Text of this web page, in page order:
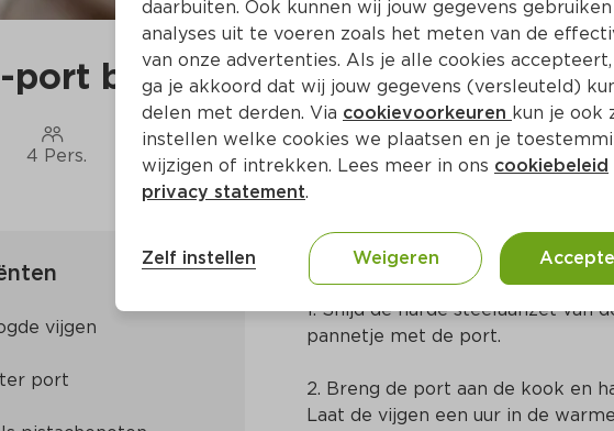
port bonbons
4 Pers. Ca. 15 Min Mediterraans
Bereidingswijze
1. Snijd de harde steelaanzet van
pannetje met de port.
2. Breng de port aan de kook en
Laat de vijgen een uur in de
daarbuiten. Ook kunnen wij jouw gegevens
analyses uit te voeren zoals het meten van de
van onze advertenties. Als je alle cookies accepteert,
ga je akkoord dat wij jouw gegevens (versleuteld)
delen met derden. Via cookievoorkeuren kun je ook
instellen welke cookies we plaatsen en je
wijzigen of intrekken. Lees meer in ons cookiebeleid
privacy statement.
Zelf instellen Weigeren